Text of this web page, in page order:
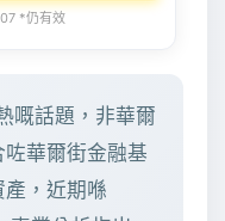
*仍有效
嘅話題，非華爾
華爾街金融基
產，近期喺